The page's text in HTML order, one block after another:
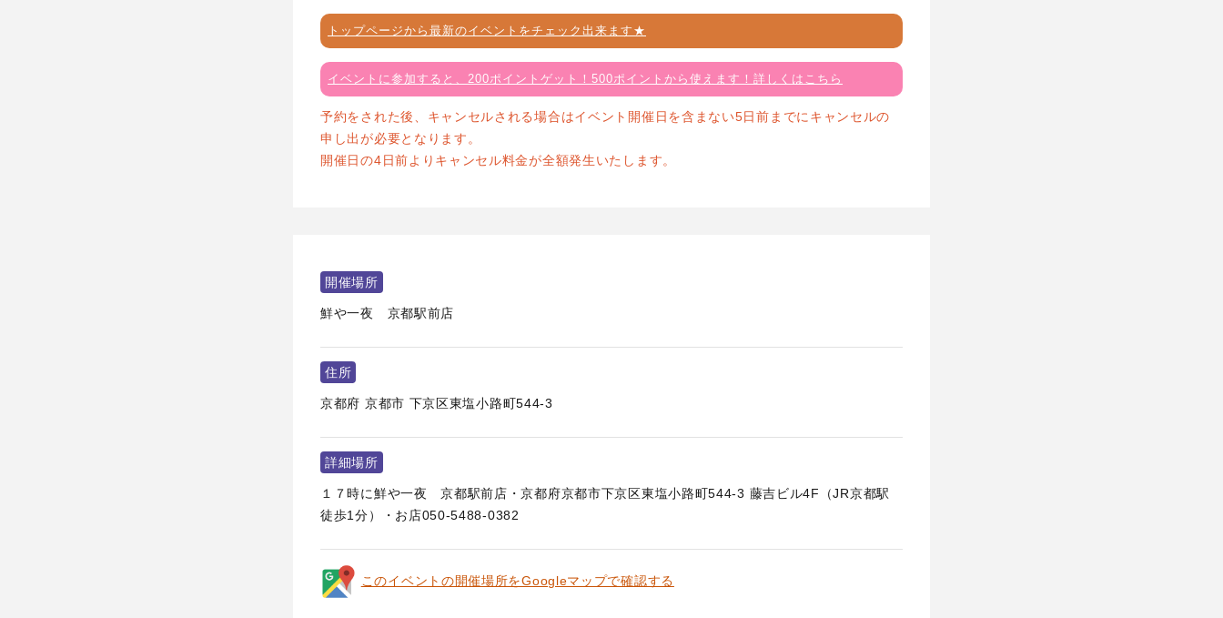
トップページから最新のイベントをチェック出来ます★
イベントに参加すると、200ポイントゲット！500ポイントから使えます！詳しくはこちら
予約をされた後、キャンセルされる場合はイベント開催日を含まない5日前までにキャンセルの
申し出が必要となります。
開催日の4日前よりキャンセル料金が全額発生いたします。
開催場所
鮮や一夜 京都駅前店
住所
京都府 京都市 下京区東塩小路町544-3
詳細場所
１７時に鮮や一夜 京都駅前店・京都府京都市下京区東塩小路町544-3 藤吉ビル4F（JR京都駅
徒歩1分）・お店050-5488-0382
このイベントの開催場所をGoogleマップで確認する